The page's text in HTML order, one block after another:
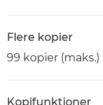
Flere kopier
99 kopier (maks.)
Kopifunktioner